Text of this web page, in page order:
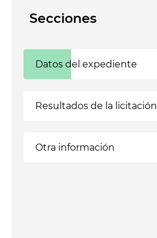
Secciones
Datos del expediente
Resultados de la licitación
Otra información